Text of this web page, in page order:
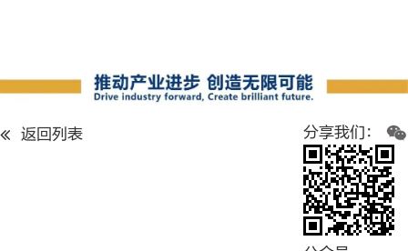
返回列表 分享我们：